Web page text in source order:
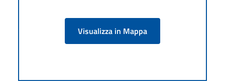
Visualizza in Mappa